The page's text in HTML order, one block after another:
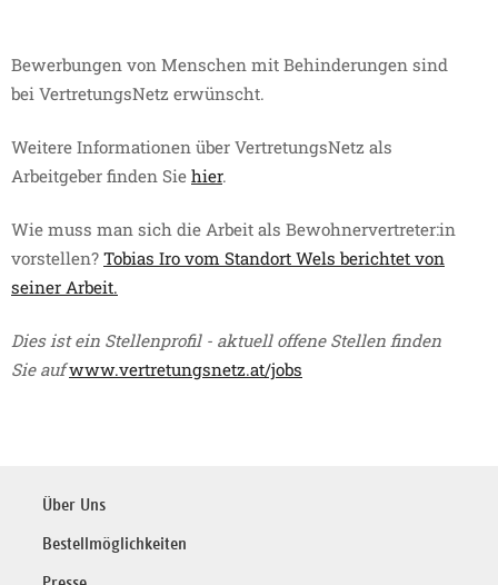
Bewerbungen von Menschen mit Behinderungen sind
bei VertretungsNetz erwünscht.
Weitere Informationen über VertretungsNetz als
Arbeitgeber finden Sie hier. ​​​​
Wie muss man sich die Arbeit als Bewohnervertreter:in
vorstellen? Tobias Iro vom Standort Wels berichtet von
seiner Arbeit.
Dies ist ein Stellenprofil - aktuell offene Stellen finden
Sie aufwww.vertretungsnetz.at/jobs
Über Uns
Bestellmöglichkeiten